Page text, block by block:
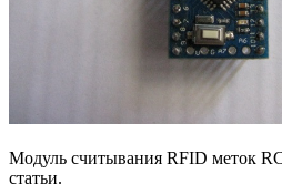
Модуль считывания RFID меток
статьи.